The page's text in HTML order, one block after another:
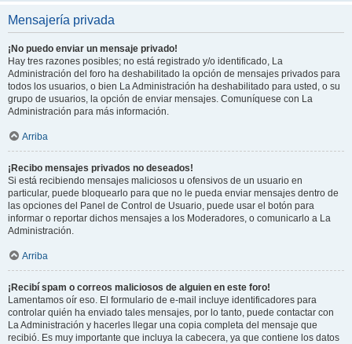
Mensajería privada
¡No puedo enviar un mensaje privado!
Hay tres razones posibles; no está registrado y/o identificado, La
Administración del foro ha deshabilitado la opción de mensajes privados para
todos los usuarios, o bien La Administración ha deshabilitado para usted, o su
grupo de usuarios, la opción de enviar mensajes. Comuníquese con La
Administración para más información.
Arriba
¡Recibo mensajes privados no deseados!
Si está recibiendo mensajes maliciosos u ofensivos de un usuario en
particular, puede bloquearlo para que no le pueda enviar mensajes dentro de
las opciones del Panel de Control de Usuario, puede usar el botón para
informar o reportar dichos mensajes a los Moderadores, o comunicarlo a La
Administración.
Arriba
¡Recibí spam o correos maliciosos de alguien en este foro!
Lamentamos oír eso. El formulario de e-mail incluye identificadores para
controlar quién ha enviado tales mensajes, por lo tanto, puede contactar con
La Administración y hacerles llegar una copia completa del mensaje que
recibió. Es muy importante que incluya la cabecera, ya que contiene los datos